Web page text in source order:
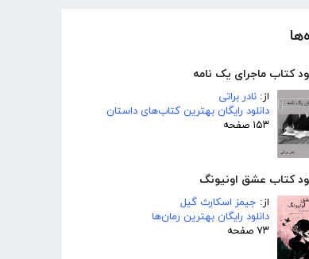
کتاب ماجرای یک نامه
از: نادر براتی
دانلود رایگان بهترین کتاب‌های داستان
۱۵۳ صفحه
کتاب عشق اونیونگ
از: جیمز اسکارث گیل
دانلود رایگان بهترین رمان‌ها
۷۳ صفحه